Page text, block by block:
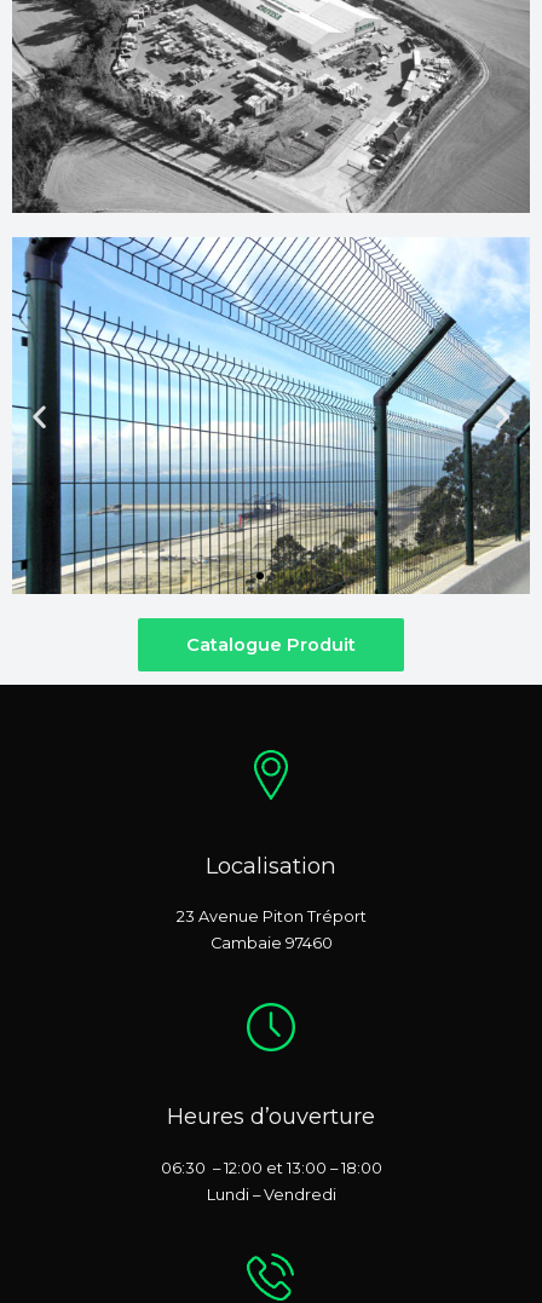
Catalogue Produit
Localisation
23 Avenue Piton Tréport
Cambaie 97460
Heures d’ouverture
06:30 – 12:00 et 13:00 – 18:00
Lundi – Vendredi